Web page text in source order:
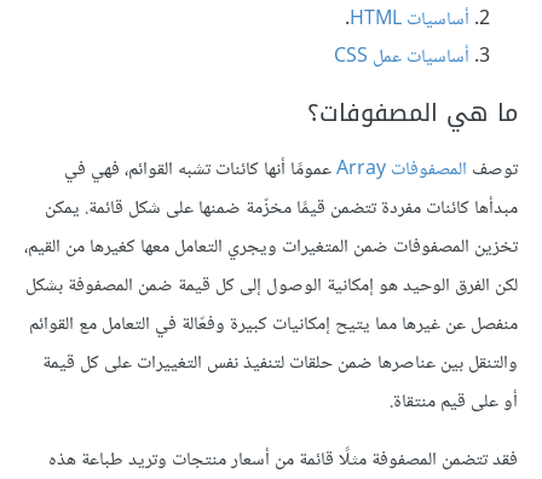
أساسيات HTML
.
أساسيات عمل CSS
ما هي المصفوفات؟
توصف المصفوفات Array
عمومًا أنها كائنات تشبه القوائم، فهي في
مبدأها كائنات مفردة تتضمن قيمًا مخزّمة ضمنها على شكل قائمة. يمكن
تخزين المصفوفات ضمن المتغيرات ويجري التعامل معها كغيرها من القيم،
لكن الفرق الوحيد هو إمكانية الوصول إلى كل قيمة ضمن المصفوفة بشكل
منفصل عن غيرها مما يتيح إمكانيات كبيرة وفعّالة في التعامل مع القوائم
والتنقل بين عناصرها ضمن حلقات لتنفيذ نفس التغييرات على كل قيمة
أو على قيم منتقاة.
فقد تتضمن المصفوفة مثلًا قائمة من أسعار منتجات وتريد طباعة هذه